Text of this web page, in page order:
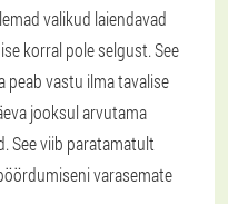
valikud laiendavad
korral pole selgust. See
peab vastu ilma tavalise
jooksul arvutama
See viib paratamatult
varasemate